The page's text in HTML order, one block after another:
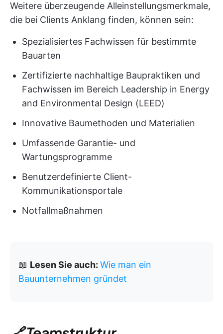
Weitere überzeugende Alleinstellungsmerkmale,
die bei Clients Anklang finden, können sein:
Spezialisiertes Fachwissen für bestimmte
Bauarten
Zertifizierte nachhaltige Baupraktiken und
Fachwissen im Bereich Leadership in Energy
and Environmental Design (LEED)
Innovative Baumethoden und Materialien
Umfassende Garantie- und
Wartungsprogramme
Benutzerdefinierte Client-
Kommunikationsportale
Notfallmaßnahmen
📖 Lesen Sie auch: Wie man ein
Bauunternehmen gründet